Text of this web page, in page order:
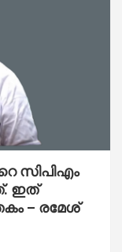
സിപിഎം
ഇത്
– രമേശ്